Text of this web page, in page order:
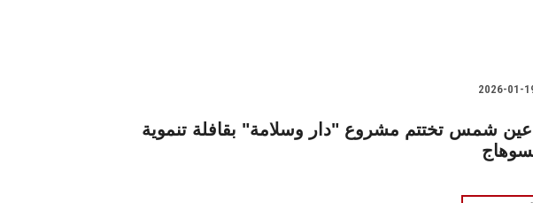
2026-01-
شمس تختتم مشروع "دار وسلامة" بقافلة تنموية